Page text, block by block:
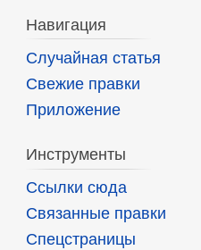
Навигация
Случайная статья
Свежие правки
Приложение
Инструменты
Ссылки сюда
Связанные правки
Спецстраницы